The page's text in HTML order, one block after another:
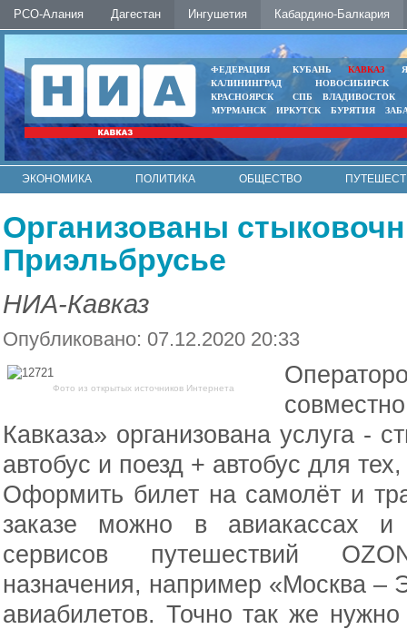
РСО-Алания Дагестан Ингушетия Кабардино-Балкария
ФЕДЕРАЦИЯ КУБАНЬ КАВКАЗ
КАЛИНИНГРАД
НОВОСИБИРСК
КРАСНОЯРСК
СПБ
ВЛАДИВОСТОК
МУРМАНСК
ИРКУТСК БУРЯТИЯ
ЭКОНОМИКА ПОЛИТИКА ОБЩЕСТВО
Организованы
Приэльбрусье
НИА-Кавказ
Опубликовано: 07.12.2020 20:33
Фото из открытых источников Интернета
Кавказа» организована услуга -
автобус и поезд + автобус для
Оформить билет на самолёт и
заказе можно в авиакассах и
сервисов путешествий
назначения, например «Москва –
авиабилетов. Точно так же нужно